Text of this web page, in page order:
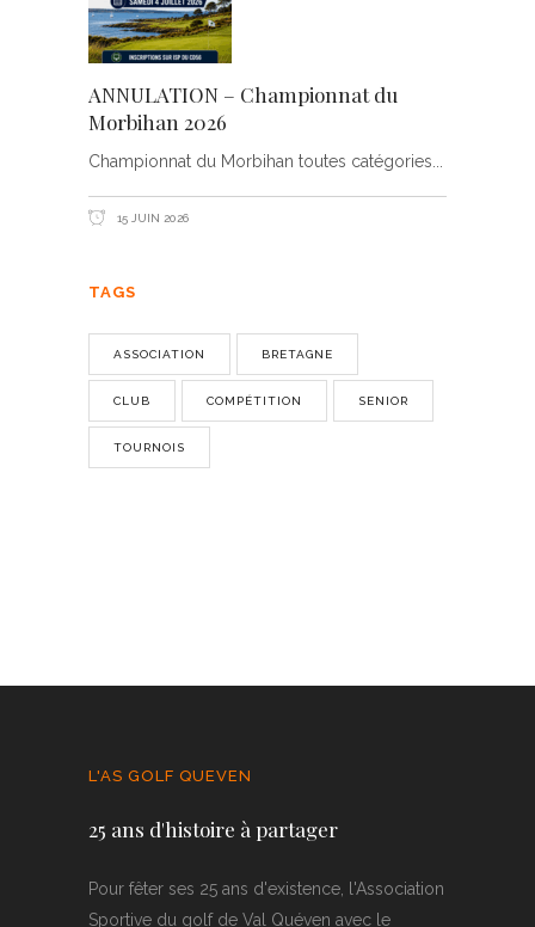
ANNULATION – Championnat du
Morbihan 2026
Championnat du Morbihan toutes catégories
15 JUIN 2026
TAGS
ASSOCIATION BRETAGNE
CLUB COMPÉTITION SENIOR
TOURNOIS
L'AS GOLF QUEVEN
25 ans d'histoire à partager
Pour fêter ses 25 ans d'existence, l'Association
Sportive du golf de Val Quéven avec le